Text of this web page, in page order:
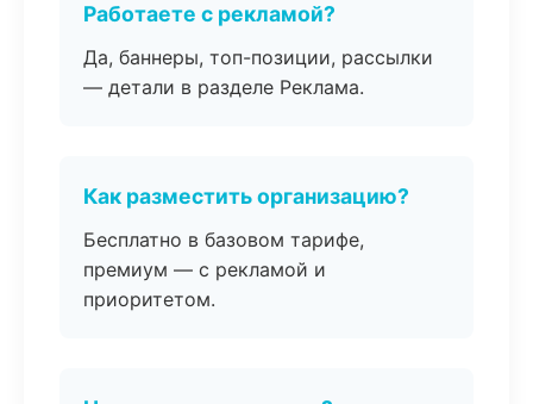
Работаете с рекламой?
Да, баннеры, топ-позиции, рассылки
— детали в разделе Реклама.
Как разместить организацию?
Бесплатно в базовом тарифе,
премиум — с рекламой и
приоритетом.